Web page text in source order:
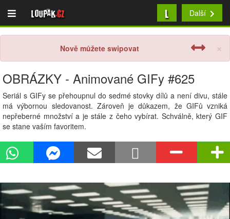
Loupak.cz L Další
×
Nově můžete swipovat
OBRÁZKY - Animované GIFy #625
Seriál s GIFy se přehoupnul do sedmé stovky dílů a není divu, stále
má výbornou sledovanost. Zároveň je důkazem, že GIFů vzniká
nepřeberné množství a je stále z čeho vybírat. Schválně, který GIF
se stane vaším favoritem.